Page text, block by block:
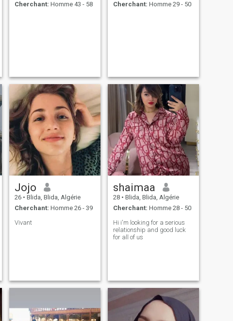
Cherchant: Homme 43 - 58
Cherchant: Homme 29 - 50
Jojo
26 • Blida, Blida, Algérie
Cherchant: Homme 26 - 39
Vivant
shaimaa
28 • Blida, Blida, Algérie
Cherchant: Homme 28 - 50
Hi i'm looking for a serious
relationship and good luck
for all of us